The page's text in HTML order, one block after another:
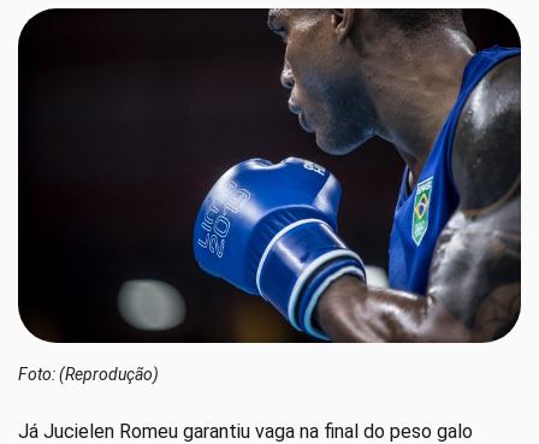
Foto: (Reprodução)
Já Jucielen Romeu garantiu vaga na final do peso galo